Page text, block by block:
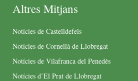
Altres Mitjans
Notícies de Castelldefels
Notícies de Cornellà de Llobregat
Notícies de Vilafranca del Penedès
Notícies d’El Prat de Llobregat